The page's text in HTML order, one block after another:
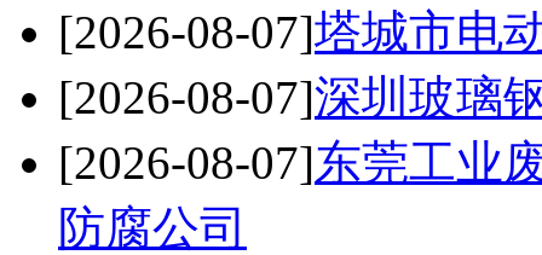
[2026-08-07]塔城市电
[2026-08-07]深圳玻璃
[2026-08-07]东莞工业
防腐公司